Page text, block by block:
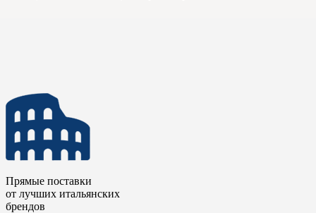
Прямые поставки
от лучших итальянских
брендов